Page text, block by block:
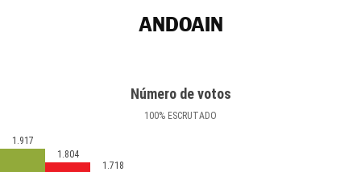
ANDOAIN
Número de votos
100% ESCRUTADO
1.917
1.804
1.718